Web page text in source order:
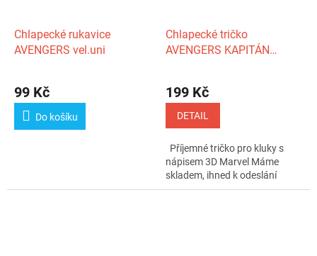
Chlapecké rukavice
AVENGERS vel.uni
99 Kč
Do košíku
Chlapecké tričko
AVENGERS KAPITÁN
199 Kč
DETAIL
Příjemné tričko pro kluky s
nápisem 3D Marvel Máme
skladem, ihned k odeslání